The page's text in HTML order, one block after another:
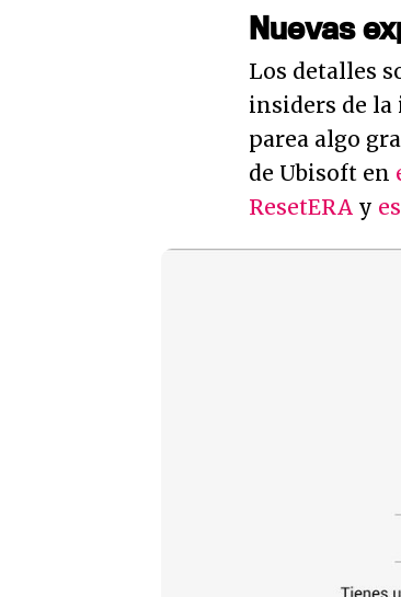
Nuevas
Los detalles
insiders de la
parea algo
de Ubisoft en
ResetERA y